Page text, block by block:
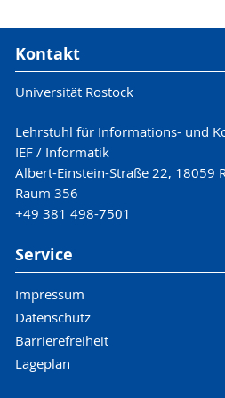
Kontakt
Universität Rostock
Lehrstuhl für Informations- und
IEF / Informatik
Albert-Einstein-Straße 22, 18059
Raum 356
+49 381 498-7501
Service
Impressum
Datenschutz
Barrierefreiheit
Lageplan